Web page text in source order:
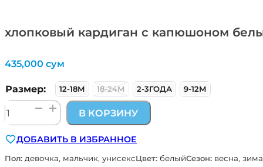
хлопковый кардиган с капюшоном
435,000 сум
Размер: 12-18М 18-24М 2-3ГОДА 9-12М
Количество
товара
кардиган
с
В КОРЗИНУ
ДОБАВИТЬ В ИЗБРАННОЕ
Пол: девочка, мальчик, унисексЦвет: белыйСезон: весна,